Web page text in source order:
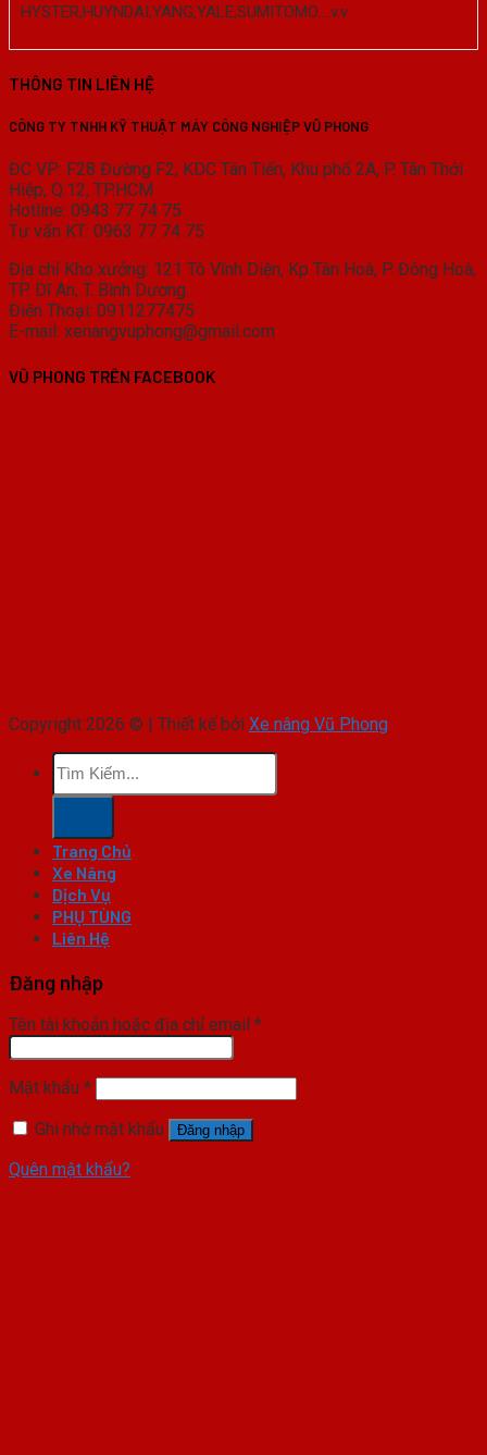
HYSTER,HUYNDAI,YANG,YALE,SUMITOMO….v.v
THÔNG TIN LIÊN HỆ
CÔNG TY TNHH KỸ THUẬT MÁY CÔNG NGHIỆP VŨ PHONG
ĐC VP: F28 Đường F2, KDC Tân Tiến, Khu phố 2A, P. Tân Thới
Hiệp, Q.12, TP.HCM
Hotline: 0943 77 74 75
Tư vấn KT: 0963 77 74 75
Địa chỉ Kho xưởng: 121 Tô Vĩnh Diện, Kp Tân Hoà, P. Đông Hoà,
TP. Dĩ An, T. Bình Dương.
Điện Thoại: 0911277475
E-mail: xenangvuphong@gmail.com
VŨ PHONG TRÊN FACEBOOK
Copyright 2026 © | Thiết kế bởi Xe nâng Vũ Phong
Tìm
kiếm:
Trang Chủ
Xe Nâng
Dịch Vụ
PHỤ TÙNG
Liên Hệ
Đăng nhập
Tên tài khoản hoặc địa chỉ email *
Mật khẩu *
Ghi nhớ mật khẩu
Đăng nhập
Quên mật khẩu?